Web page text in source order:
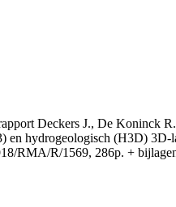
Deckers J., De
hydrogeologisch (H3D)
RMA/R/1569, 286p. +